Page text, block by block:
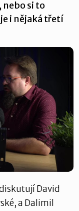
nebo si to
i nějaká třetí
David
a Dalimil